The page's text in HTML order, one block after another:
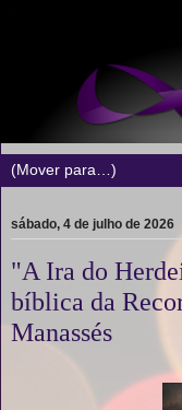
sábado, 4 de julho de 2026
"A Ira do
bíblica da
Manassés